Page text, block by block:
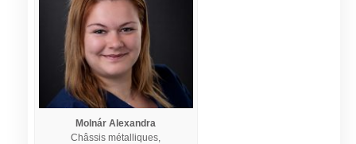
Molnár Alexandra
Châssis métalliques,